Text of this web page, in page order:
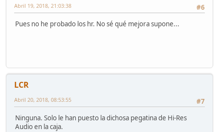
#6
Abril 19, 2018, 21:03:38
Pues no he probado los hr. No sé qué mejora supone...
LCR
#7
Abril 20, 2018, 08:53:55
Ninguna. Solo le han puesto la dichosa pegatina de Hi-Res
Audio en la caja.